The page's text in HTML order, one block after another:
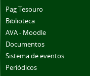
Pag Tesouro
Biblioteca
AVA - Moodle
Documentos
Sistema de eventos
Periódicos